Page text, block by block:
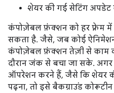
शेयर की गई सेटिंग अपडेट
कंपोज़ेबल फ़ंक्शन को हर फ़्रेम में
सकता है. जैसे, जब कोई ऐनिमेशन
कंपोज़ेबल फ़ंक्शन तेज़ी से काम
दौरान जंक से बचा जा सके.
ऑपरेशन करने हैं, जैसे कि शेयर
पढ़ना, तो इसे बैकग्राउंड